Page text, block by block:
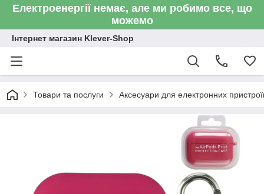
Електроенергії немає, але ми робимо все, що
можемо
Інтернет магазин Klever-Shop
Товари та послуги Аксесуари для електронних